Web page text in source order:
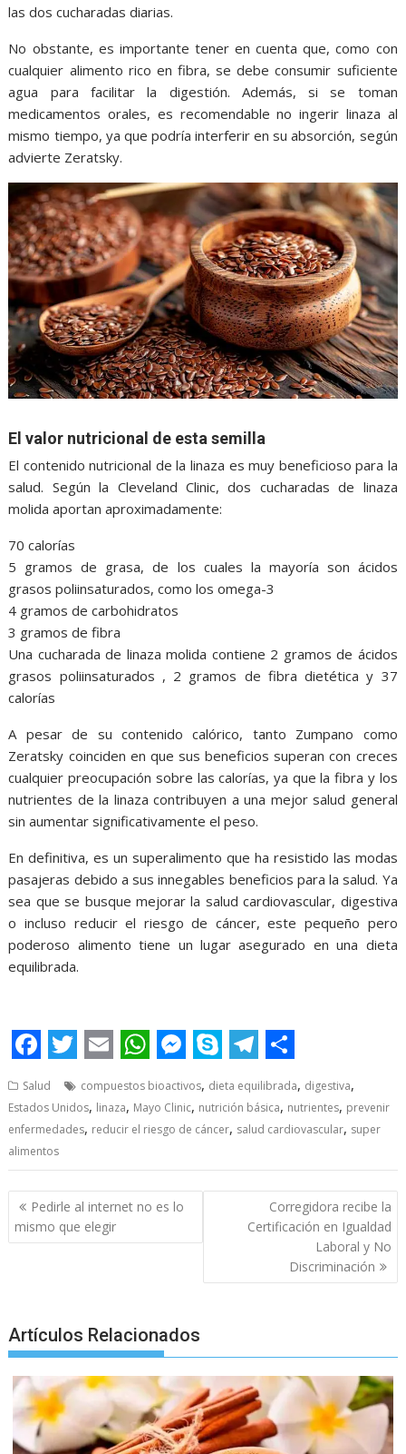
las dos cucharadas diarias.
No obstante, es importante tener en cuenta que, como con
cualquier alimento rico en fibra, se debe consumir suficiente
agua para facilitar la digestión. Además, si se toman
medicamentos orales, es recomendable no ingerir linaza al
mismo tiempo, ya que podría interferir en su absorción, según
advierte Zeratsky.
El valor nutricional de esta semilla
El contenido nutricional de la linaza es muy beneficioso para la
salud. Según la Cleveland Clinic, dos cucharadas de linaza
molida aportan aproximadamente:
70 calorías
5 gramos de grasa, de los cuales la mayoría son ácidos
grasos poliinsaturados, como los omega-3
4 gramos de carbohidratos
3 gramos de fibra
Una cucharada de linaza molida contiene 2 gramos de ácidos
grasos poliinsaturados , 2 gramos de fibra dietética y 37
calorías
A pesar de su contenido calórico, tanto Zumpano como
Zeratsky coinciden en que sus beneficios superan con creces
cualquier preocupación sobre las calorías, ya que la fibra y los
nutrientes de la linaza contribuyen a una mejor salud general
sin aumentar significativamente el peso.
En definitiva, es un superalimento que ha resistido las modas
pasajeras debido a sus innegables beneficios para la salud. Ya
sea que se busque mejorar la salud cardiovascular, digestiva
o incluso reducir el riesgo de cáncer, este pequeño pero
poderoso alimento tiene un lugar asegurado en una dieta
equilibrada.
F
a
c
e
b
o
o
T
w
i
t
t
e
r
E
m
a
i
l
W
h
a
t
s
A
p
M
e
s
s
e
n
g
S
k
y
p
e
T
e
l
e
g
m
S
h
a
r
e
Salud compuestos bioactivos, dieta equilibrada, digestiva,
Estados Unidos, linaza, Mayo Clinic, nutrición básica, nutrientes, prevenir
enfermedades, reducir el riesgo de cáncer, salud cardiovascular, super
alimentos
Post
navigation
Pedirle al internet no es lo
mismo que elegir
Corregidora recibe la
Certificación en Igualdad
Laboral y No
Discriminación
Artículos Relacionados